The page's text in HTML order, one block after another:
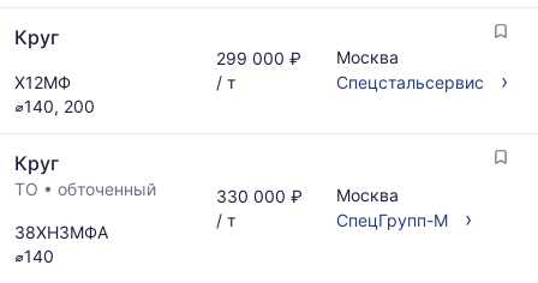
мере
обновления
листов.
Круг
Х12МФ
⌀140, 200
299 000 ₽
/ т
Москва
Спецстальсервис
›
Круг
ТО • обточенный
38ХН3МФА
⌀140
330 000 ₽
/ т
Москва
СпецГрупп-М
›